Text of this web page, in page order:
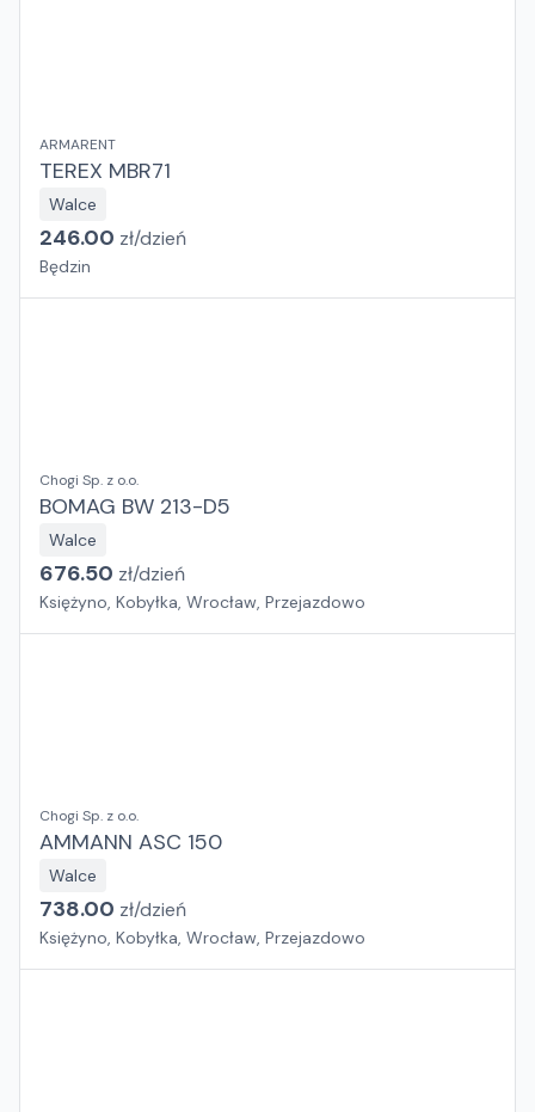
ARMARENT
TEREX MBR71
Walce
246.00 zł/dzień
Będzin
Chogi Sp. z o.o.
BOMAG BW 213-D5
Walce
676.50 zł/dzień
Księżyno, Kobyłka, Wrocław, Przejazdowo
Chogi Sp. z o.o.
AMMANN ASC 150
Walce
738.00 zł/dzień
Księżyno, Kobyłka, Wrocław, Przejazdowo